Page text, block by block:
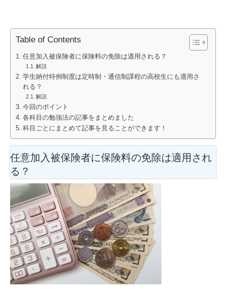
Table of Contents
任意加入被保険者に保険料の免除は適用される？
解説
学生納付特例制度は定時制・通信制課程の高校生にも適用さ
れる？
解説
今回のポイント
各科目の勉強法の記事をまとめました
科目ごとにまとめて記事を見ることができます！
任意加入被保険者に保険料の免除は適用され
る？